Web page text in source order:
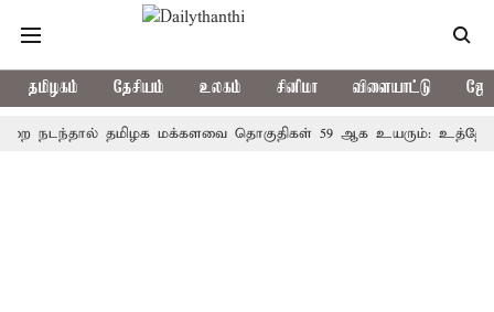
தமிழகம் தேசியம் உலகம் சினிமா விளையாட்டு
தமிழக மக்களவை தொகுதிகள் 59 ஆக உயரும்: உத்தேச